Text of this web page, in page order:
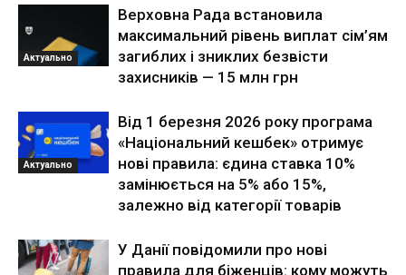
Актуально
Верховна Рада встановила
максимальний рівень виплат сім’ям
загиблих і зниклих безвісти
захисників — 15 млн грн
Актуально
Від 1 березня 2026 року програма
«Національний кешбек» отримує
нові правила: єдина ставка 10%
замінюється на 5% або 15%,
залежно від категорії товарів
У Данії повідомили про нові
правила для біженців: кому можуть